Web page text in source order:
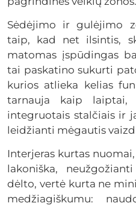
Sėdėjimo ir gulėjimo
taip, kad net ilsintis,
matomas įspūdingas
tai paskatino sukurti
kurios atlieka kelias
tarnauja kaip laiptai,
integruotais stalčiais ir
leidžianti mėgautis
Interjeras kurtas
lakoniška,
dėlto, vertė kurta ne
medžiagiškumu: